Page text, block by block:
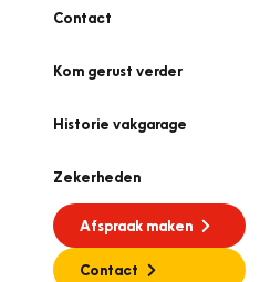
Contact
Kom gerust verder
Historie vakgarage
Zekerheden
Afspraak maken
Contact